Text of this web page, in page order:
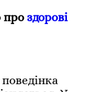
проздорові